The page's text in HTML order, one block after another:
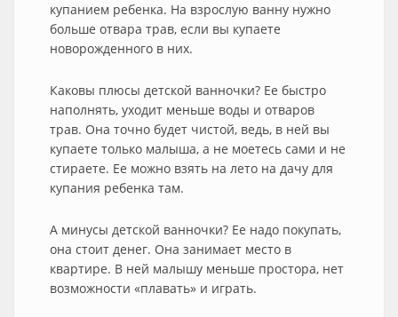
купанием ребенка. На взрослую ванну нужно
больше отвара трав, если вы купаете
новорожденного в них.
Каковы плюсы детской ванночки? Ее быстро
наполнять, уходит меньше воды и отваров
трав. Она точно будет чистой, ведь, в ней вы
купаете только малыша, а не моетесь сами и не
стираете. Ее можно взять на лето на дачу для
купания ребенка там.
А минусы детской ванночки? Ее надо покупать,
она стоит денег. Она занимает место в
квартире. В ней малышу меньше простора, нет
возможности «плавать» и играть.